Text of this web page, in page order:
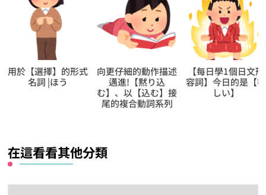
用於【選擇】的形式
名詞 |ほう
向更仔細的動作描述
邁進!【黙り込
む】、以【込む】接
尾的複合動詞系列
【每日學1個日文形
容詞】今日的是【等
しい】
在這看看其他分類